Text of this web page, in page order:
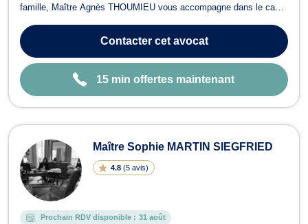
famille, Maître Agnès THOUMIEU vous accompagne dans le cadre
notamment si votre affaire concerne un désaccord lié à la
coparentalité ou à la rési...Contactercet avocat
15 min offertes maintenant
Maître Sophie MARTIN SIEGFRIED
4.8 (5 avis)
Prochain RDV disponible : 31 août